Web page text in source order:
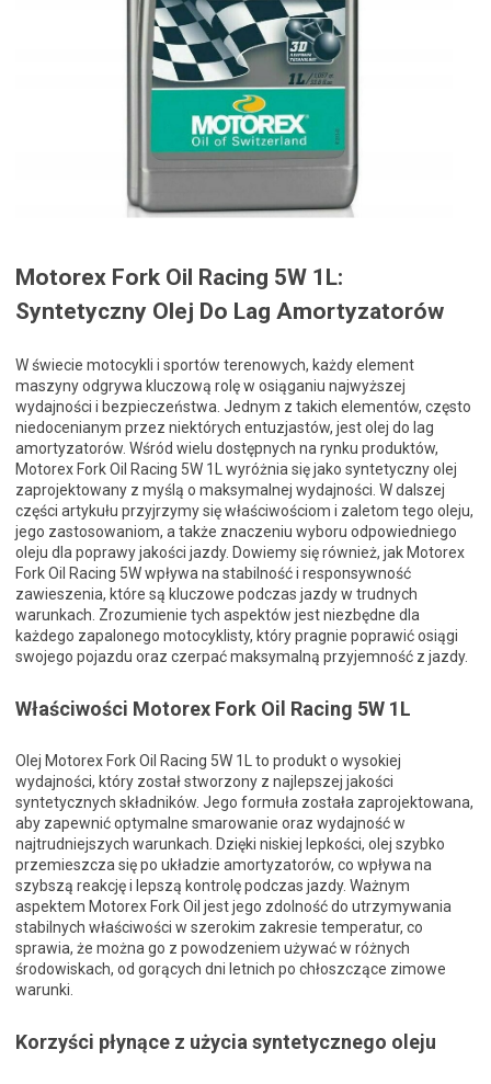
Motorex Fork Oil Racing 5W 1L:
Syntetyczny Olej Do Lag Amortyzatorów
W świecie motocykli i sportów terenowych, każdy element
maszyny odgrywa kluczową rolę w osiąganiu najwyższej
wydajności i bezpieczeństwa. Jednym z takich elementów, często
niedocenianym przez niektórych entuzjastów, jest olej do lag
amortyzatorów. Wśród wielu dostępnych na rynku produktów,
Motorex Fork Oil Racing 5W 1L wyróżnia się jako syntetyczny olej
zaprojektowany z myślą o maksymalnej wydajności. W dalszej
części artykułu przyjrzymy się właściwościom i zaletom tego oleju,
jego zastosowaniom, a także znaczeniu wyboru odpowiedniego
oleju dla poprawy jakości jazdy. Dowiemy się również, jak Motorex
Fork Oil Racing 5W wpływa na stabilność i responsywność
zawieszenia, które są kluczowe podczas jazdy w trudnych
warunkach. Zrozumienie tych aspektów jest niezbędne dla
każdego zapalonego motocyklisty, który pragnie poprawić osiągi
swojego pojazdu oraz czerpać maksymalną przyjemność z jazdy.
Właściwości Motorex Fork Oil Racing 5W 1L
Olej Motorex Fork Oil Racing 5W 1L to produkt o wysokiej
wydajności, który został stworzony z najlepszej jakości
syntetycznych składników. Jego formuła została zaprojektowana,
aby zapewnić optymalne smarowanie oraz wydajność w
najtrudniejszych warunkach. Dzięki niskiej lepkości, olej szybko
przemieszcza się po układzie amortyzatorów, co wpływa na
szybszą reakcję i lepszą kontrolę podczas jazdy. Ważnym
aspektem Motorex Fork Oil jest jego zdolność do utrzymywania
stabilnych właściwości w szerokim zakresie temperatur, co
sprawia, że można go z powodzeniem używać w różnych
środowiskach, od gorących dni letnich po chłoszczące zimowe
warunki.
Korzyści płynące z użycia syntetycznego oleju